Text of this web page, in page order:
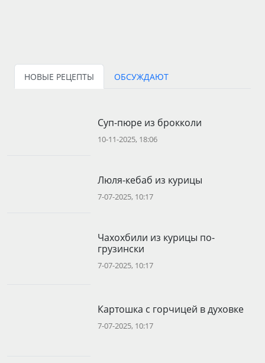
НОВЫЕ РЕЦЕПТЫ ОБСУЖДАЮТ
Суп-пюре из брокколи
10-11-2025, 18:06
Люля-кебаб из курицы
7-07-2025, 10:17
Чахохбили из курицы по-
грузински
7-07-2025, 10:17
Картошка с горчицей в духовке
7-07-2025, 10:17